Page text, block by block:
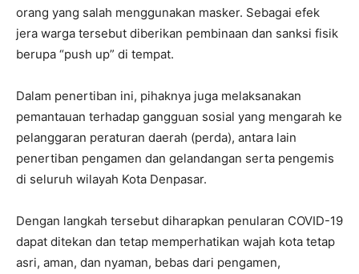
orang yang salah menggunakan masker. Sebagai efek
jera warga tersebut diberikan pembinaan dan sanksi fisik
berupa “push up” di tempat.
Dalam penertiban ini, pihaknya juga melaksanakan
pemantauan terhadap gangguan sosial yang mengarah ke
pelanggaran peraturan daerah (perda), antara lain
penertiban pengamen dan gelandangan serta pengemis
di seluruh wilayah Kota Denpasar.
Dengan langkah tersebut diharapkan penularan COVID-19
dapat ditekan dan tetap memperhatikan wajah kota tetap
asri, aman, dan nyaman, bebas dari pengamen,